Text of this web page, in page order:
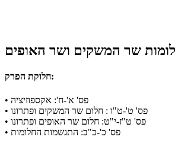
שר המשקים ושר האופים
חלוקת הפרק:
• פס' א'-ח': אקספוזיציה
• פס' ט'-ט"ו : חלום שר המשקים ופתרונו
• פס' ט"ז-י"ט: חלום שר האופים ופתרונו
• פס' כ'-כ"ב: התגשמות החלומות